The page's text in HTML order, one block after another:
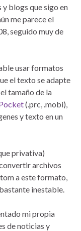
blogs que sigo en
me parece el
seguido muy de
usar formatos
el texto se adapte
tamaño de la
(.prc, .mobi),
y texto en un
privativa)
archivos
a este formato,
inestable.
mi propia
de noticias y